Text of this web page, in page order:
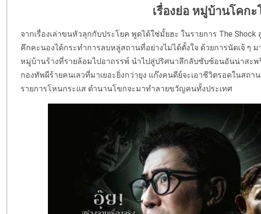
เรื่องย่อ หมู่บ้านโคก
จากเรื่องเล่าขนหัวลุกกับประโยค พูดได้ใช่มั้ยฮะ ในรายการ The
คึกคะนองได้กระทำการลบหลู่สถานที่อย่างไม่ได้ตั้งใจ ด้วยการนัดเจ้ ๆ
หมู่บ้านร้างที่รายล้อมไปอาถรรพ์ นำไปสู่ปริศนาลึกลับซับซ้อนอันน่าสะ
กองทัพผีร้ายคนเลวที่มาเยอะยิ่งกว่ายุง แก๊งคนดีย์จะเอาชีวิตรอดในสถา
รายการโหนกระแส ตำนานโขกจะมาทำลายขวัญคนทั้งประเทศ